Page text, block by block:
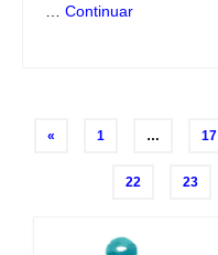
Continuar
Navegación
« 1 … 17
22 23